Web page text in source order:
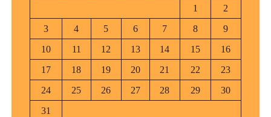
1
2
3
4 5 6 7 8
9
10
11 12 13 14 15
16
17
18 19 20 21 22
23
24
25 26 27 28 29
30
31